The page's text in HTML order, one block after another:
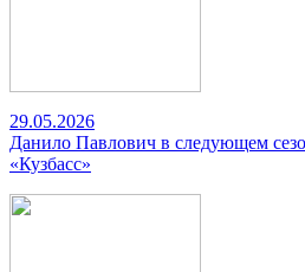
29.05.2026
Данило Павлович в следующем
«Кузбасс»